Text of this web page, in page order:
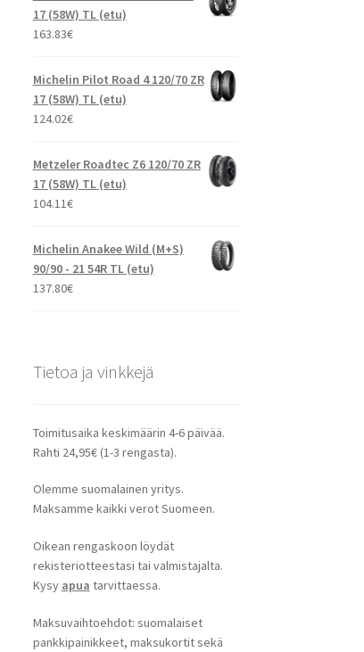
17 (58W) TL (etu)
163.83€
Michelin Pilot Road 4 120/70 ZR
17 (58W) TL (etu)
124.02€
Metzeler Roadtec Z6 120/70 ZR
17 (58W) TL (etu)
104.11€
Michelin Anakee Wild (M+S)
90/90 - 21 54R TL (etu)
137.80€
Tietoa ja vinkkejä
Toimitusaika keskimäärin 4-6 päivää.
Rahti 24,95€ (1-3 rengasta).
Olemme suomalainen yritys.
Maksamme kaikki verot Suomeen.
Oikean rengaskoon löydät
rekisteriotteestasi tai valmistajalta.
Kysy apua tarvittaessa.
Maksuvaihtoehdot: suomalaiset
pankkipainikkeet, maksukortit sekä